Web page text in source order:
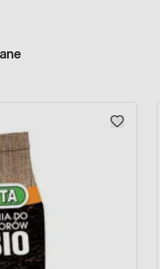
do ogórków i
ludzi i środowiska.
płynnego sprawia,
na dużo nawożeń.
w butelce z